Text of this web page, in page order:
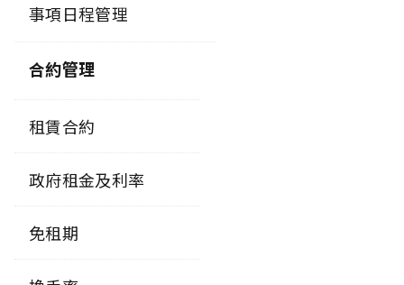
事項日程管理
合約管理
租賃合約
政府租金及利率
免租期